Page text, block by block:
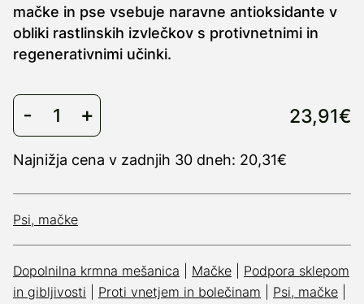
mačke in pse vsebuje naravne antioksidante v
obliki rastlinskih izvlečkov s protivnetnimi in
regenerativnimi učinki.
23,91€
Najnižja cena v zadnjih 30 dneh: 20,31€
Psi, mačke
Dopolnilna krmna mešanica Mačke
Podpora sklepom
in gibljivosti
Proti vnetjem in bolečinam Psi, mačke